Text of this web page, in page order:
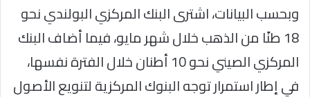
وبحسب البيانات، اشترى البنك المركزي البولندي نحو
18 طنًا من الذهب خلال شهر مايو، فيما أضاف البنك
المركزي الصيني نحو 10 أطنان خلال الفترة نفسها،
في إطار استمرار توجه البنوك المركزية لتنويع الأصول